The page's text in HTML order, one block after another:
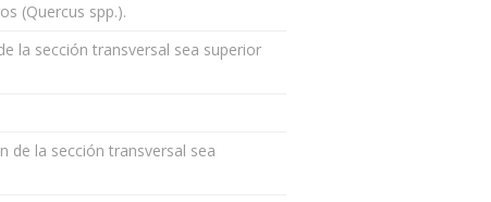
(Quercus spp.).
la sección transversal sea superior
de la sección transversal sea